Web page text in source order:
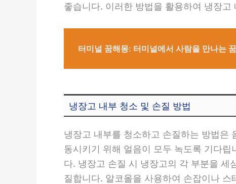
좋습니다. 이러한 방법을 활용하여 냉장
터미널 꿈해몽: 터미널에서 사람을 만나는
냉장고 내부 청소 및 손질 방법
냉장고 내부를 청소하고 손질하는 방법은
동시키기 위해 얼음이 모두 녹도록 기다
다. 냉장고 손질 시 냉장고의 각 부분을 세
질합니다. 알코올을 사용하여 손잡이나